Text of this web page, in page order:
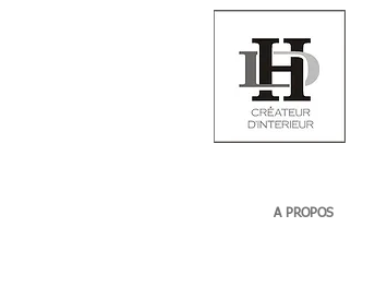
A PROPOS